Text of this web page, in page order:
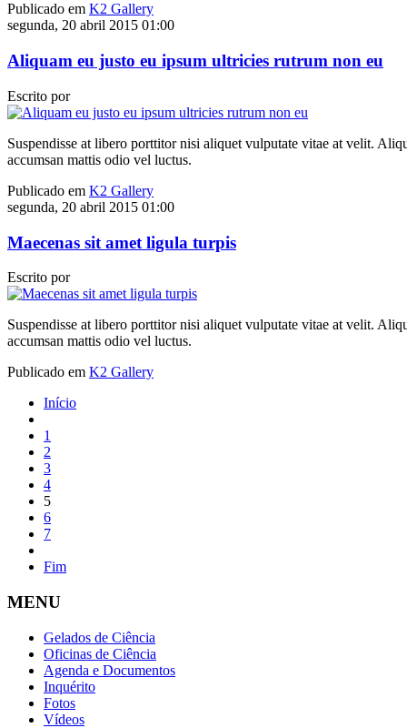
Publicado em K2 Gallery
segunda, 20 abril 2015 01:00
Aliquam eu justo eu ipsum ultricies rutrum non eu
Escrito por
Suspendisse at libero porttitor nisi aliquet vulputate vitae at velit.
accumsan mattis odio vel luctus.
Publicado em K2 Gallery
segunda, 20 abril 2015 01:00
Maecenas sit amet ligula turpis
Escrito por
Suspendisse at libero porttitor nisi aliquet vulputate vitae at velit.
accumsan mattis odio vel luctus.
Publicado em K2 Gallery
Início
1
2
3
4
5
6
7
Fim
MENU
Gelados de Ciência
Oficinas de Ciência
Agenda e Documentos
Inquérito
Fotos
Vídeos